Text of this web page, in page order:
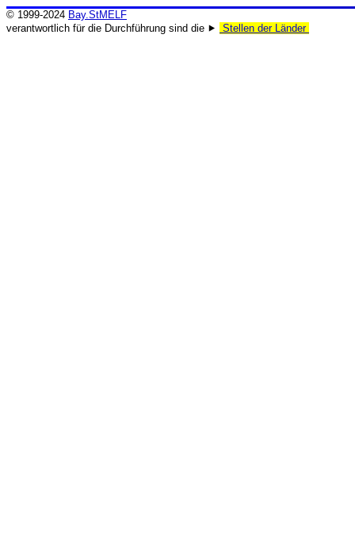
© 1999-2024 Bay.StMELF
verantwortlich für die Durchführung sind die ⯈
Stellen der Länder